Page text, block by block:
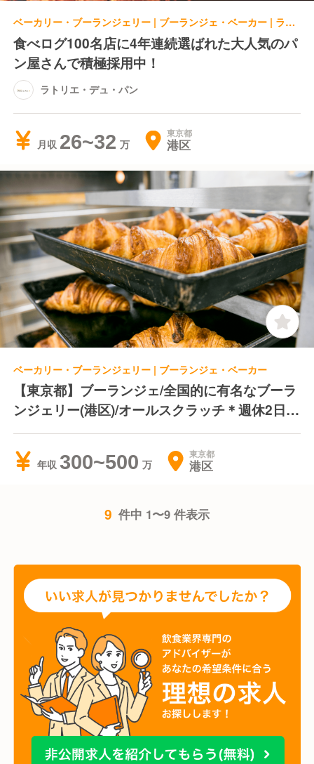
ベーカリー・ブーランジェリー | ブーランジェ・ベーカー | ラトリエ・デュ・パン
食べログ100名店に4年連続選ばれた大人気のパ
ン屋さんで積極採用中！
ラトリエ・デュ・パン
月収 26~32 東京都
港区
ベーカリー・ブーランジェリー | ブーランジェ・ベーカー
【東京都】ブーランジェ/全国的に有名なブーラ
ンジェリー(港区)/オールスクラッチ＊週休2日＊
シフト制
年収 300~500 東京都
港区
9 件中 1〜9 件表示